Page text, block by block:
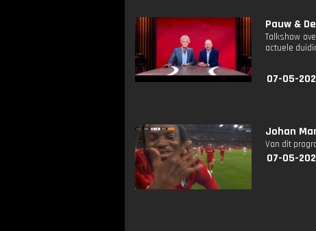
Pauw &
Talkshow
actuele
07-05-
Johan
Van dit
07-05-